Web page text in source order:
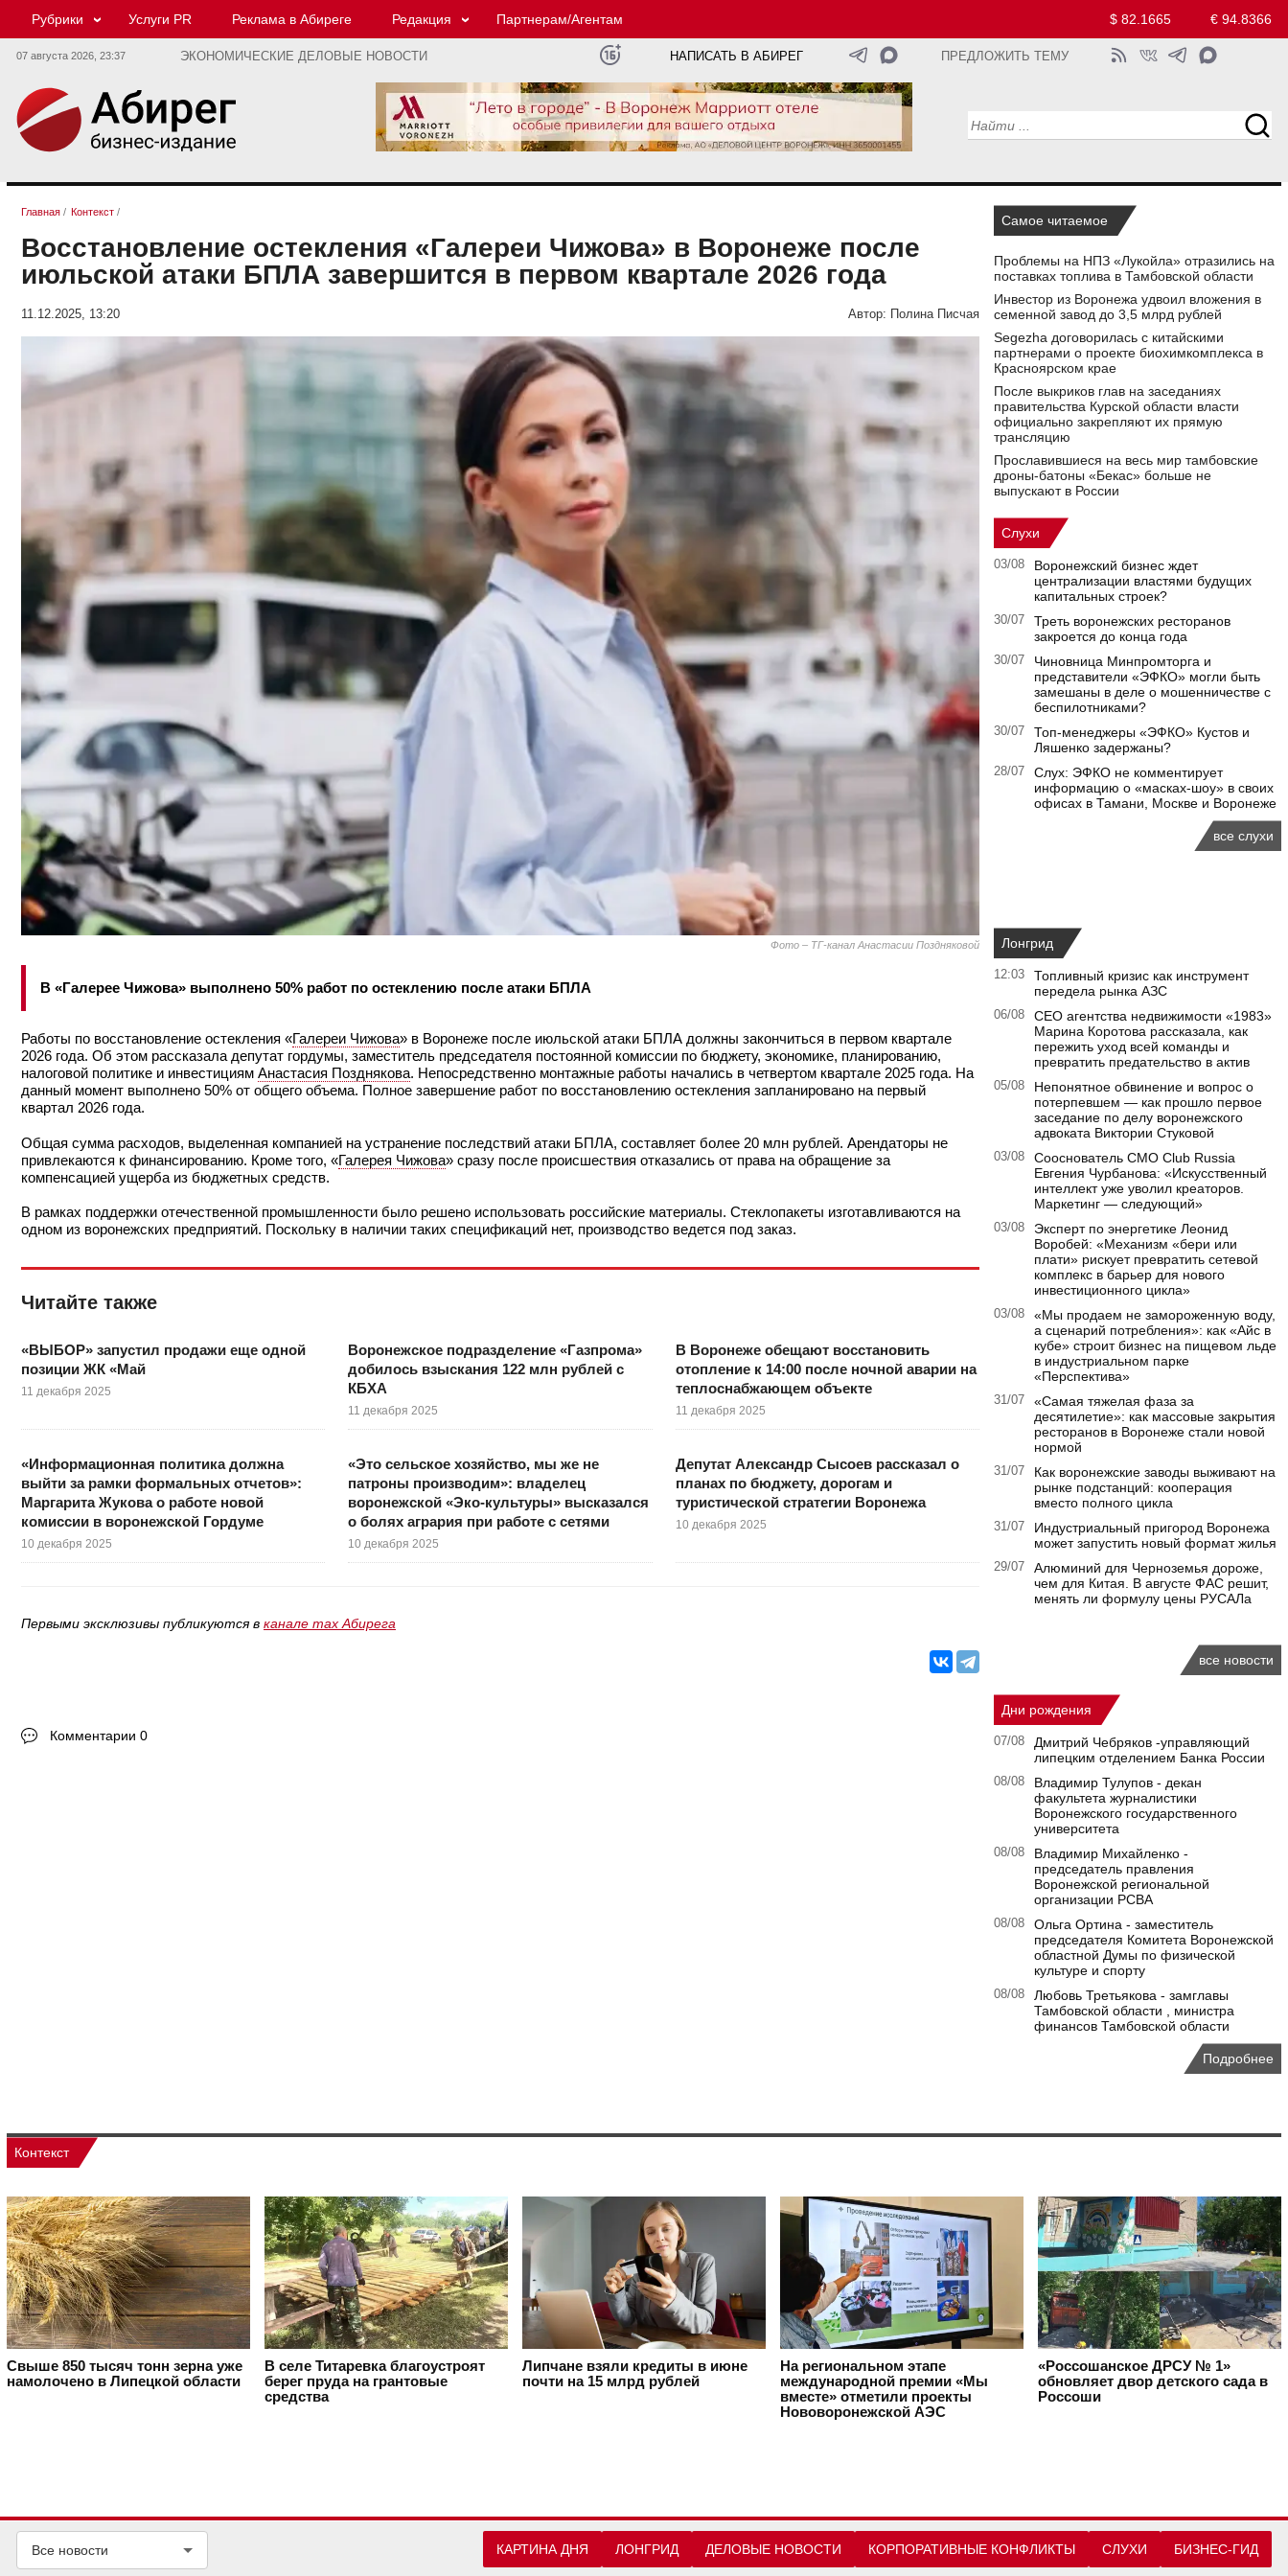
Рубрики Услуги PR Реклама в Абиреге Редакция Партнерам/Агентам $ 82.1665 € 94.8366
07 августа 2026, 23:37 ЭКОНОМИЧЕСКИЕ ДЕЛОВЫЕ НОВОСТИ НАПИСАТЬ В АБИРЕГ ПРЕДЛОЖИТЬ ТЕМУ
Главная / Контекст /
Восстановление остекления «Галереи Чижова» в Воронеже после
июльской атаки БПЛА завершится в первом квартале 2026 года
11.12.2025, 13:20 Автор: Полина Писчая
Фото – ТГ-канал Анастасии Поздняковой
В «Галерее Чижова» выполнено 50% работ по остеклению после атаки БПЛА
Работы по восстановление остекления «Галереи Чижова» в Воронеже после июльской атаки БПЛА должны закончиться в первом квартале
2026 года. Об этом рассказала депутат гордумы, заместитель председателя постоянной комиссии по бюджету, экономике, планированию,
налоговой политике и инвестициям Анастасия Позднякова. Непосредственно монтажные работы начались в четвертом квартале 2025 года. На
данный момент выполнено 50% от общего объема. Полное завершение работ по восстановлению остекления запланировано на первый
квартал 2026 года.
Общая сумма расходов, выделенная компанией на устранение последствий атаки БПЛА, составляет более 20 млн рублей. Арендаторы не
привлекаются к финансированию. Кроме того, «Галерея Чижова» сразу после происшествия отказались от права на обращение за
компенсацией ущерба из бюджетных средств.
В рамках поддержки отечественной промышленности было решено использовать российские материалы. Стеклопакеты изготавливаются на
одном из воронежских предприятий. Поскольку в наличии таких спецификаций нет, производство ведется под заказ.
Читайте также
«ВЫБОР» запустил продажи еще одной
позиции ЖК «Май
11 декабря 2025
Воронежское подразделение «Газпрома»
добилось взыскания 122 млн рублей с
КБХА
11 декабря 2025
В Воронеже обещают восстановить
отопление к 14:00 после ночной аварии на
теплоснабжающем объекте
11 декабря 2025
«Информационная политика должна
выйти за рамки формальных отчетов»:
Маргарита Жукова о работе новой
комиссии в воронежской Гордуме
10 декабря 2025
«Это сельское хозяйство, мы же не
патроны производим»: владелец
воронежской «Эко-культуры» высказался
о болях агрария при работе с сетями
10 декабря 2025
Депутат Александр Сысоев рассказал о
планах по бюджету, дорогам и
туристической стратегии Воронежа
10 декабря 2025
Первыми эксклюзивы публикуются в канале max Абирега
Комментарии 0
Самое читаемое
Проблемы на НПЗ «Лукойла» отразились на
поставках топлива в Тамбовской области
Инвестор из Воронежа удвоил вложения в
семенной завод до 3,5 млрд рублей
Segezha договорилась с китайскими
партнерами о проекте биохимкомплекса в
Красноярском крае
После выкриков глав на заседаниях
правительства Курской области власти
официально закрепляют их прямую
трансляцию
Прославившиеся на весь мир тамбовские
дроны-батоны «Бекас» больше не
выпускают в России
Слухи
03/08
Воронежский бизнес ждет
централизации властями будущих
капитальных строек?
30/07
Треть воронежских ресторанов
закроется до конца года
30/07
Чиновница Минпромторга и
представители «ЭФКО» могли быть
замешаны в деле о мошенничестве с
беспилотниками?
30/07
Топ-менеджеры «ЭФКО» Кустов и
Ляшенко задержаны?
28/07
Слух: ЭФКО не комментирует
информацию о «масках-шоу» в своих
офисах в Тамани, Москве и Воронеже
все слухи
Лонгрид
12:03
Топливный кризис как инструмент
передела рынка АЗС
06/08
CEO агентства недвижимости «1983»
Марина Коротова рассказала, как
пережить уход всей команды и
превратить предательство в актив
05/08
Непонятное обвинение и вопрос о
потерпевшем — как прошло первое
заседание по делу воронежского
адвоката Виктории Стуковой
03/08
Сооснователь CMO Club Russia
Евгения Чурбанова: «Искусственный
интеллект уже уволил креаторов.
Маркетинг — следующий»
03/08
Эксперт по энергетике Леонид
Воробей: «Механизм «бери или
плати» рискует превратить сетевой
комплекс в барьер для нового
инвестиционного цикла»
03/08
«Мы продаем не замороженную воду,
а сценарий потребления»: как «Айс в
кубе» строит бизнес на пищевом льде
в индустриальном парке
«Перспектива»
31/07
«Самая тяжелая фаза за
десятилетие»: как массовые закрытия
ресторанов в Воронеже стали новой
нормой
31/07
Как воронежские заводы выживают на
рынке подстанций: кооперация
вместо полного цикла
31/07
Индустриальный пригород Воронежа
может запустить новый формат жилья
29/07
Алюминий для Черноземья дороже,
чем для Китая. В августе ФАС решит,
менять ли формулу цены РУСАЛа
все новости
Дни рождения
07/08
Дмитрий Чебряков -управляющий
липецким отделением Банка России
08/08
Владимир Тулупов - декан
факультета журналистики
Воронежского государственного
университета
08/08
Владимир Михайленко -
председатель правления
Воронежской региональной
организации РСВА
08/08
Ольга Ортина - заместитель
председателя Комитета Воронежской
областной Думы по физической
культуре и спорту
08/08
Любовь Третьякова - замглавы
Тамбовской области , министра
финансов Тамбовской области
Подробнее
Контекст
Свыше 850 тысяч тонн зерна уже
намолочено в Липецкой области
В селе Титаревка благоустроят
берег пруда на грантовые
средства
Липчане взяли кредиты в июне
почти на 15 млрд рублей
На региональном этапе
международной премии «Мы
вместе» отметили проекты
Нововоронежской АЭС
«Россошанское ДРСУ № 1»
обновляет двор детского сада в
Россоши
Все новости КАРТИНА ДНЯ ЛОНГРИД ДЕЛОВЫЕ НОВОСТИ КОРПОРАТИВНЫЕ КОНФЛИКТЫ СЛУХИ БИЗНЕС-ГИД